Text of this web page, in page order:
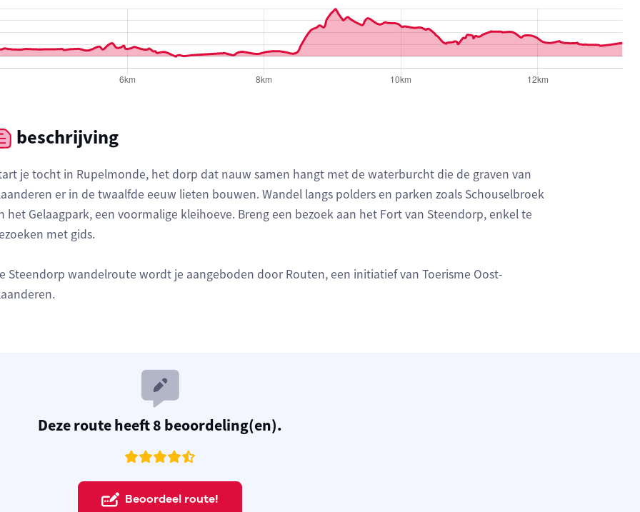
beschrijving
je tocht in Rupelmonde, het dorp dat nauw samen hangt met de waterburcht die de graven van
er in de twaalfde eeuw lieten bouwen. Wandel langs polders en parken zoals Schouselbroek
het Gelaagpark, een voormalige kleihoeve. Breng een bezoek aan het Fort van Steendorp, enkel te
met gids.
Steendorp wandelroute wordt je aangeboden door Routen, een initiatief van Toerisme Oost-
Deze route heeft 8 beoordeling(en).
Beoordeel route!